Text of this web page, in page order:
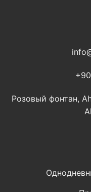
Розовый фонтан,